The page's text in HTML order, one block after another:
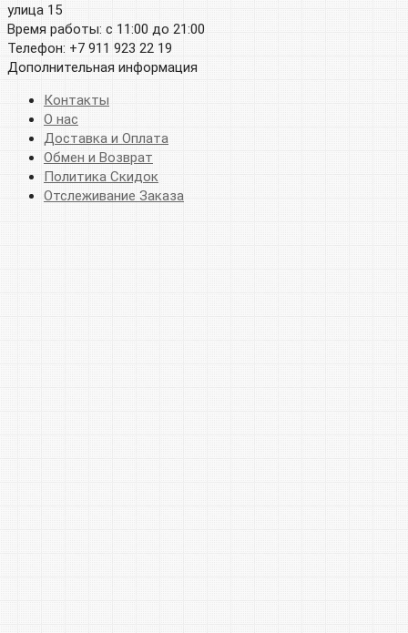
улица 15
Время работы: с 11:00 до 21:00
Телефон: +7 911 923 22 19
Дополнительная информация
Контакты
О нас
Доставка и Оплата
Обмен и Возврат
Политика Скидок
Отслеживание Заказа